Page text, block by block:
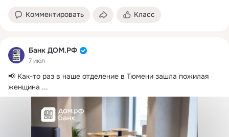
Комментировать Класс
Банк ДОМ.РФ
7 июл
📢 Как-то раз в наше отделение в Тюмени зашла пожилая
женщина ...